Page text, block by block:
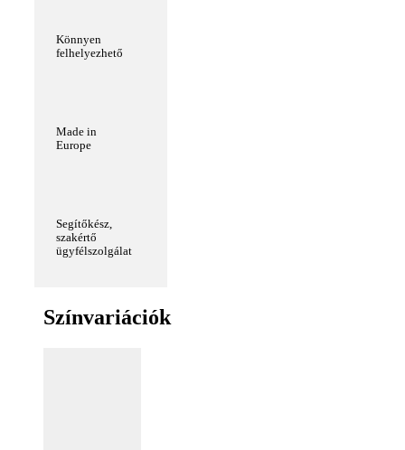
Könnyen
felhelyezhető
Made in
Europe
Segítőkész,
szakértő
ügyfélszolgálat
Színvariációk